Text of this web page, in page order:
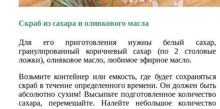
Скраб из сахара и оливкового масла
Для его приготовления нужны белый сахар,
гранулированный коричневый сахар (по 2 столовые
ложки), оливковое масло, любимое эфирное масло.
Возьмите контейнер или емкость, где будет сохраняться
скраб в течение определенного времени. Он должен быть
абсолютно сухим! Высыпьте подготовленное количество
сахара, перемешайте. Налейте небольшое количество